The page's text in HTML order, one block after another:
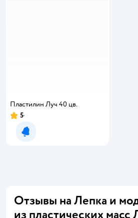
Пластилин Луч 40 цв.
5
Уведомить о появлении
Отзывы на Лепка и
из пластических масс